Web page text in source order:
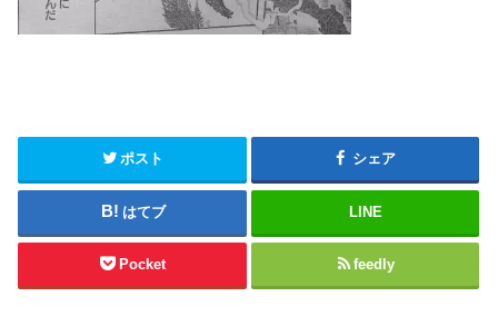
ポスト シェア
はてブ LINE
Pocket feedly